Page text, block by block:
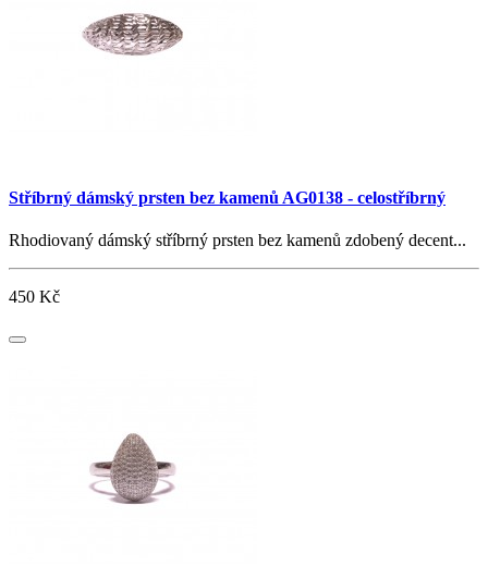
Stříbrný dámský prsten bez kamenů AG0138 - celostříbrný
Rhodiovaný dámský stříbrný prsten bez kamenů zdobený decent...
450 Kč